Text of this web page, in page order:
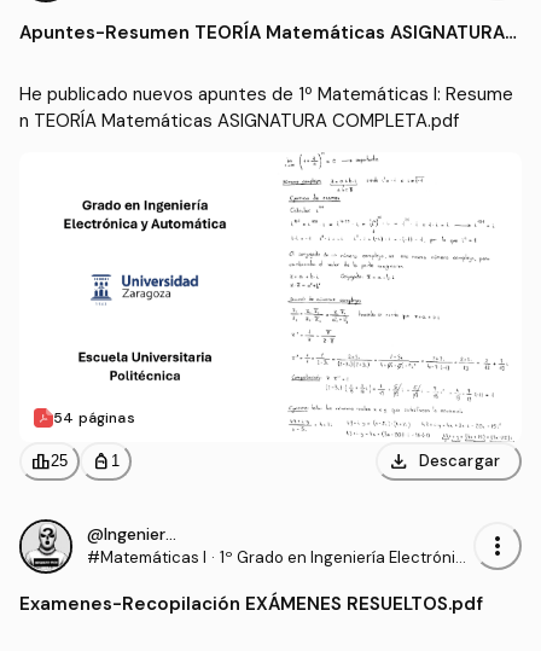
Apuntes-Resumen TEORÍA Matemáticas ASIGNATURA
He publicado nuevos apuntes de 1º Matemáticas I: Resume
n TEORÍA Matemáticas ASIGNATURA COMPLETA.pdf
54 páginas
leaderboard25 personal_bag 1 download Descargar
@IngenieroProo
#Matemáticas I · 1º Grado en Ingeniería Electrónic
more_vert
Examenes-Recopilación EXÁMENES RESUELTOS.pdf